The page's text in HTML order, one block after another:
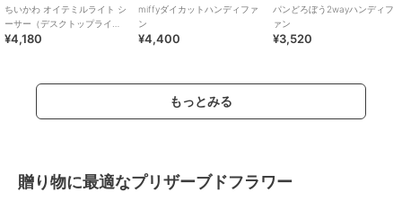
ちいかわ オイテミルライト シ
ーサー（デスクトップライ
ト）
¥4,180
miffyダイカットハンディファ
ン
¥4,400
パンどろぼう2wayハンディフ
ァン
¥3,520
もっとみる
贈り物に最適なプリザーブドフラワー